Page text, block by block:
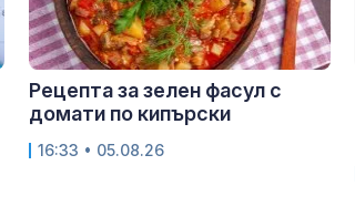
Рецепта за зелен фасул с
домати по кипърски
16:33 • 05.08.26